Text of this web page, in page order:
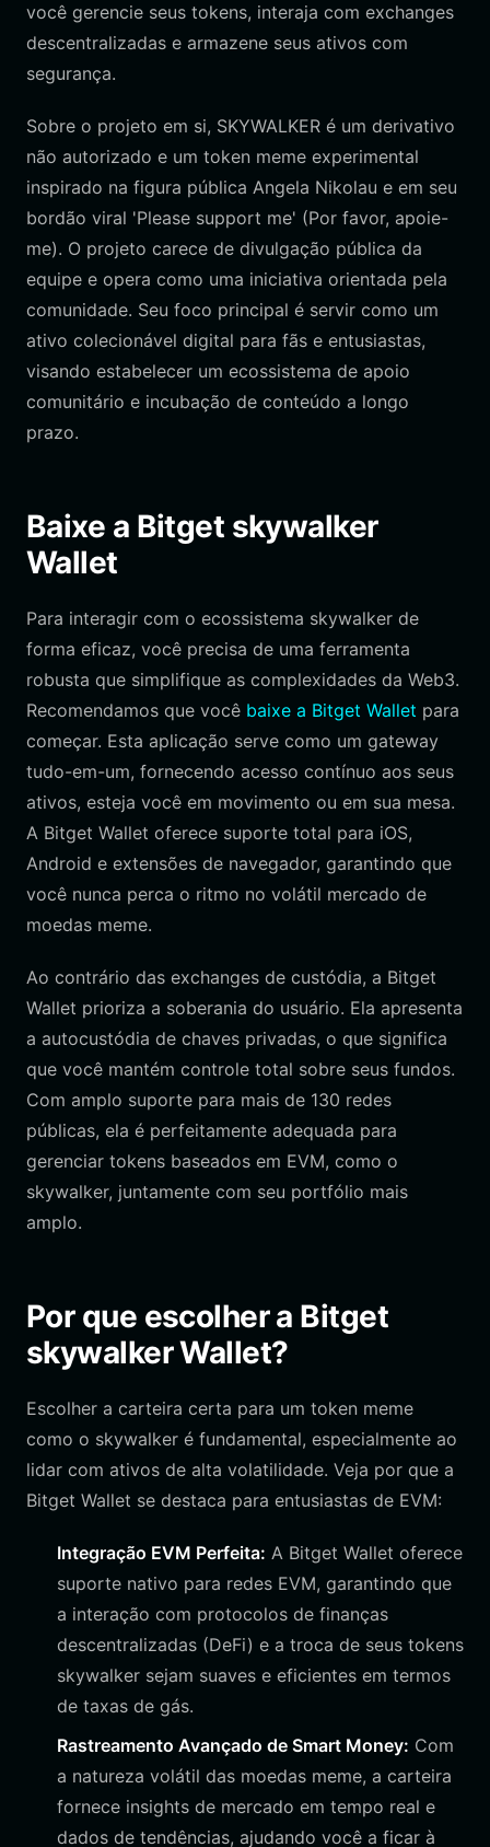
você gerencie seus tokens, interaja com exchanges
descentralizadas e armazene seus ativos com
segurança.
Sobre o projeto em si, SKYWALKER é um derivativo
não autorizado e um token meme experimental
inspirado na figura pública Angela Nikolau e em seu
bordão viral 'Please support me' (Por favor, apoie-
me). O projeto carece de divulgação pública da
equipe e opera como uma iniciativa orientada pela
comunidade. Seu foco principal é servir como um
ativo colecionável digital para fãs e entusiastas,
visando estabelecer um ecossistema de apoio
comunitário e incubação de conteúdo a longo
prazo.
Baixe a Bitget skywalker
Wallet
Para interagir com o ecossistema skywalker de
forma eficaz, você precisa de uma ferramenta
robusta que simplifique as complexidades da Web3.
Recomendamos que você baixe a Bitget Wallet para
começar. Esta aplicação serve como um gateway
tudo-em-um, fornecendo acesso contínuo aos seus
ativos, esteja você em movimento ou em sua mesa.
A Bitget Wallet oferece suporte total para iOS,
Android e extensões de navegador, garantindo que
você nunca perca o ritmo no volátil mercado de
moedas meme.
Ao contrário das exchanges de custódia, a Bitget
Wallet prioriza a soberania do usuário. Ela apresenta
a autocustódia de chaves privadas, o que significa
que você mantém controle total sobre seus fundos.
Com amplo suporte para mais de 130 redes
públicas, ela é perfeitamente adequada para
gerenciar tokens baseados em EVM, como o
skywalker, juntamente com seu portfólio mais
amplo.
Por que escolher a Bitget
skywalker Wallet?
Escolher a carteira certa para um token meme
como o skywalker é fundamental, especialmente ao
lidar com ativos de alta volatilidade. Veja por que a
Bitget Wallet se destaca para entusiastas de EVM:
Integração EVM Perfeita: A Bitget Wallet oferece
suporte nativo para redes EVM, garantindo que
a interação com protocolos de finanças
descentralizadas (DeFi) e a troca de seus tokens
skywalker sejam suaves e eficientes em termos
de taxas de gás.
Rastreamento Avançado de Smart Money: Com
a natureza volátil das moedas meme, a carteira
fornece insights de mercado em tempo real e
dados de tendências, ajudando você a ficar à